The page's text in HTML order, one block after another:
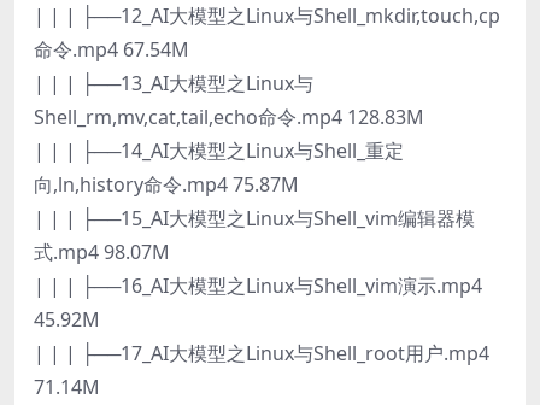
| | | ├──12_AI大模型之Linux与Shell_mkdir,touch,cp
命令.mp4 67.54M
| | | ├──13_AI大模型之Linux与
Shell_rm,mv,cat,tail,echo命令.mp4 128.83M
| | | ├──14_AI大模型之Linux与Shell_重定
向,ln,history命令.mp4 75.87M
| | | ├──15_AI大模型之Linux与Shell_vim编辑器模
式.mp4 98.07M
| | | ├──16_AI大模型之Linux与Shell_vim演示.mp4
45.92M
| | | ├──17_AI大模型之Linux与Shell_root用户.mp4
71.14M